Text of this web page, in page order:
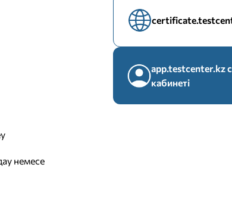
немесе
app.testcenter.kz
кабинеті